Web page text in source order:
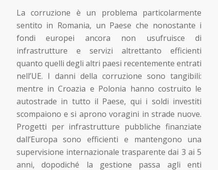
La corruzione è un problema particolarmente
sentito in Romania, un Paese che nonostante i
fondi europei ancora non usufruisce di
infrastrutture e servizi altrettanto efficienti
quanto quelli degli altri paesi recentemente entrati
nell’UE. I danni della corruzione sono tangibili:
mentre in Croazia e Polonia hanno costruito le
autostrade in tutto il Paese, qui i soldi investiti
scompaiono e si aprono voragini in strade nuove.
Progetti per infrastrutture pubbliche finanziate
dall’Europa sono efficienti e mantengono una
supervisione internazionale trasparente dai 3 ai 5
anni, dopodiché la gestione passa agli enti